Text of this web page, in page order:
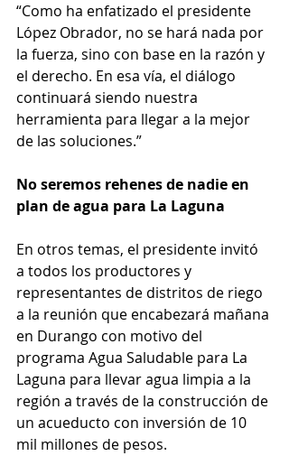
“Como ha enfatizado el presidente
López Obrador, no se hará nada por
la fuerza, sino con base en la razón y
el derecho. En esa vía, el diálogo
continuará siendo nuestra
herramienta para llegar a la mejor
de las soluciones.”
No seremos rehenes de nadie en
plan de agua para La Laguna
En otros temas, el presidente invitó
a todos los productores y
representantes de distritos de riego
a la reunión que encabezará mañana
en Durango con motivo del
programa Agua Saludable para La
Laguna para llevar agua limpia a la
región a través de la construcción de
un acueducto con inversión de 10
mil millones de pesos.